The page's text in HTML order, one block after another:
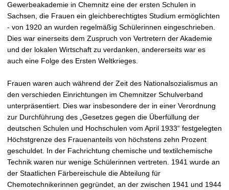
Gewerbeakademie in Chemnitz eine der ersten Schulen in
Sachsen, die Frauen ein gleichberechtigtes Studium ermöglichten
- von 1920 an wurden regelmäßig Schülerinnen eingeschrieben.
Dies war einerseits dem Zuspruch von Vertretern der Akademie
und der lokalen Wirtschaft zu verdanken, andererseits war es
auch eine Folge des Ersten Weltkrieges.
Frauen waren auch während der Zeit des Nationalsozialismus an
den verschieden Einrichtungen im Chemnitzer Schulverband
unterpräsentiert. Dies war insbesondere der in einer Verordnung
zur Durchführung des „Gesetzes gegen die Überfüllung der
deutschen Schulen und Hochschulen vom April 1933“ festgelegten
Höchstgrenze des Frauenanteils von höchstens zehn Prozent
geschuldet. In der Fachrichtung chemische und textilchemische
Technik waren nur wenige Schülerinnen vertreten. 1941 wurde an
der Staatlichen Färbereischule die Abteilung für
Chemotechnikerinnen gegründet, an der zwischen 1941 und 1944